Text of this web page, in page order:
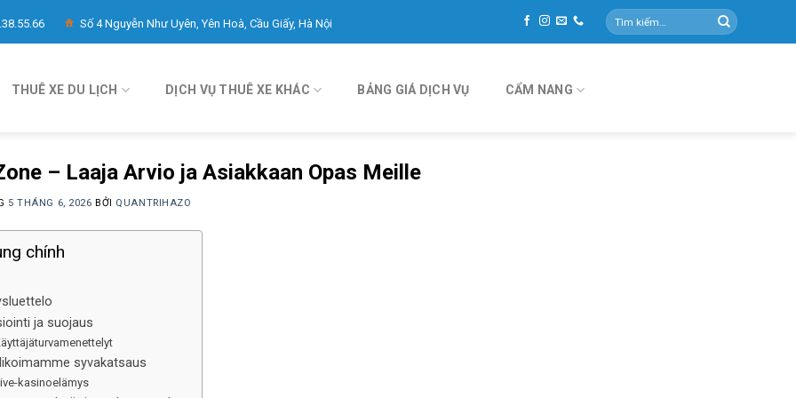
Số 4 Nguyễn Như Uyên, Yên Hoà, Cầu Giấy, Hà Nội
Tìm
kiếm:
THUÊ XE DU LỊCH DỊCH VỤ THUÊ XE KHÁC BẢNG GIÁ DỊCH VỤ CẨM NANG
– Laaja Arvio ja Asiakkaan Opas Meille
5 THÁNG 6, 2026 BỞI QUANTRIHAZO
chính
ja suojaus
syvakatsaus
kasinoelämys